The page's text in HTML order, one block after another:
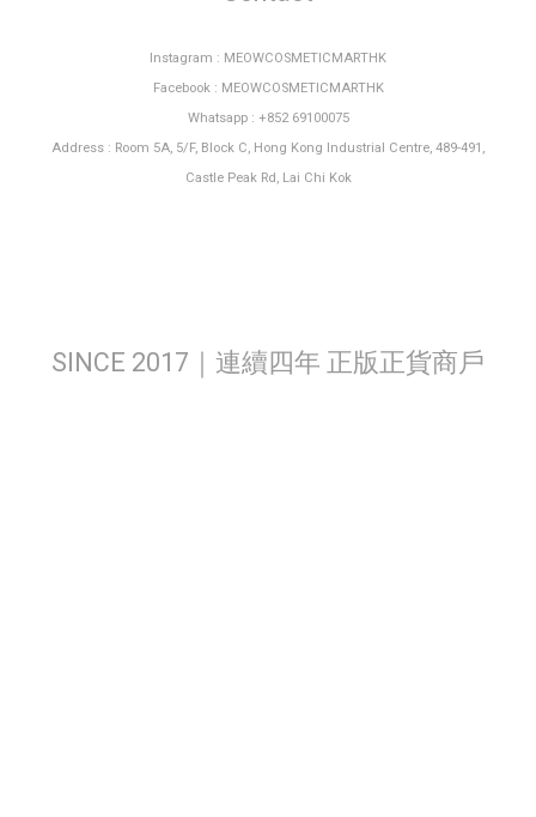
Instagram : MEOWCOSMETICMARTHK
Facebook : MEOWCOSMETICMARTHK
Whatsapp : +852 69100075
Address : Room 5A, 5/F, Block C, Hong Kong Industrial Centre, 489-491,
Castle Peak Rd, Lai Chi Kok
SINCE 2017｜連續四年 正版正貨商戶